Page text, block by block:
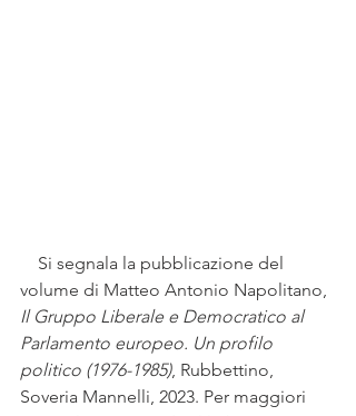
volume di Matteo Antonio Napolitano,
Il Gruppo Liberale e Democratico al
Parlamento europeo. Un profilo
politico (1976-1985), Rubbettino,
Soveria Mannelli, 2023. Per maggiori